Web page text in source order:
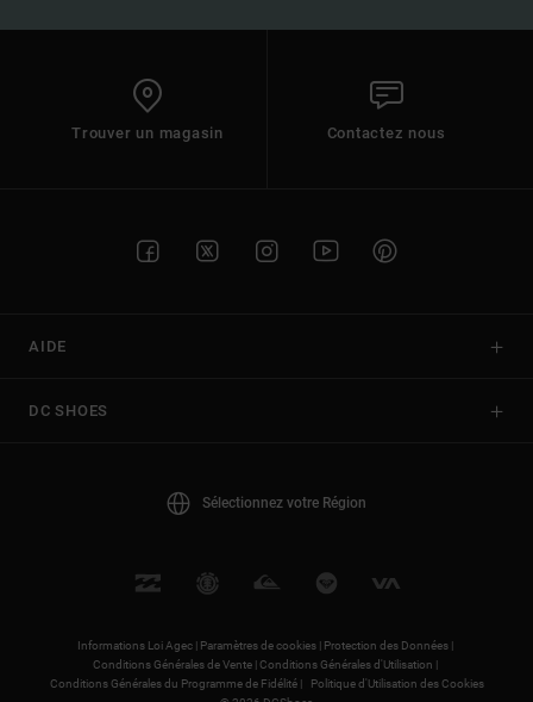
Trouver un magasin Contactez nous
AIDE
DC SHOES
Sélectionnez votre Région
Informations Loi Agec | Paramètres de cookies | Protection des Données |
Conditions Générales de Vente |Conditions Générales d'Utilisation |
Conditions Générales du Programme de Fidélité |
Politique d'Utilisation des Cookies